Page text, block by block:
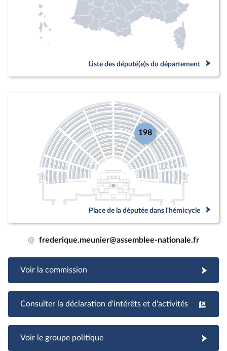
Liste des député(e)s du département
198
Place de la députée dans l'hémicycle
@ frederique.meunier@assemblee-nationale.fr
Voir la commission
Consulter la déclaration d'intérêts et d'activités
Voir le groupe politique